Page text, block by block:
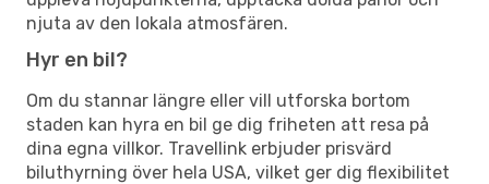
njuta av den lokala atmosfären.
Hyr en bil?
Om du stannar längre eller vill utforska bortom
staden kan hyra en bil ge dig friheten att resa på
dina egna villkor. Travellink erbjuder prisvärd
biluthyrning över hela USA, vilket ger dig flexibilitet